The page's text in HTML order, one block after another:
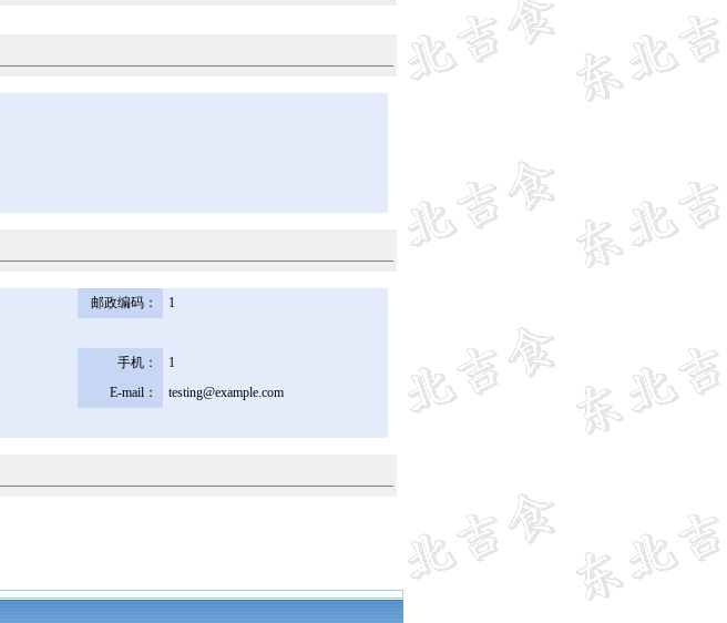
邮政编码：
1
手机：
1
E-mail：
testing@example.com